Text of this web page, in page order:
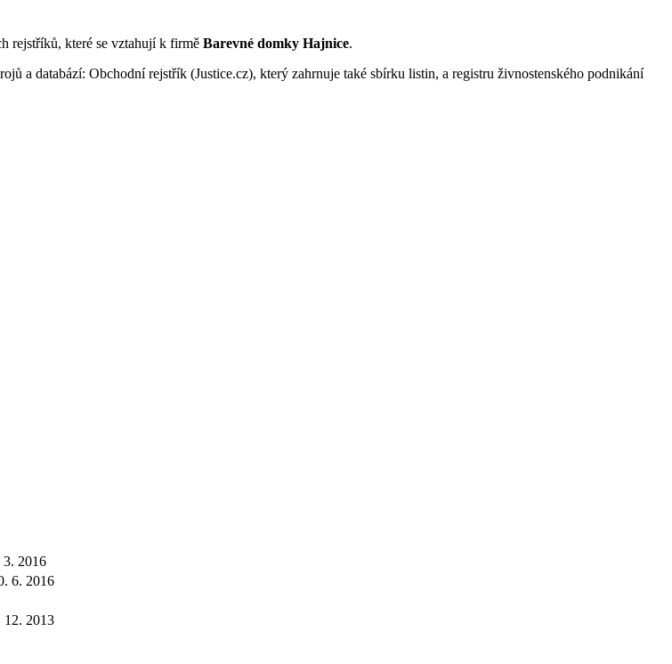
rejstříků, které se vztahují k firmě Barevné domky Hajnice.
a databází: Obchodní rejstřík (Justice.cz), který zahrnuje také sbírku listin, a registru živnostenského podnikání
3. 2016
6. 2016
12. 2013